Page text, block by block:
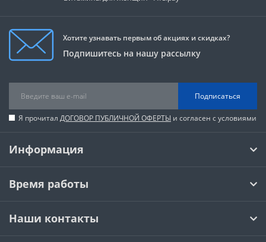
Хотите узнавать первым об акциях и скидках?
Подпишитесь на нашу рассылку
Подписаться
Я прочитал ДОГОВОР ПУБЛИЧНОЙ ОФЕРТЫ и согласен с условиями
Информация
Время работы
Наши контакты